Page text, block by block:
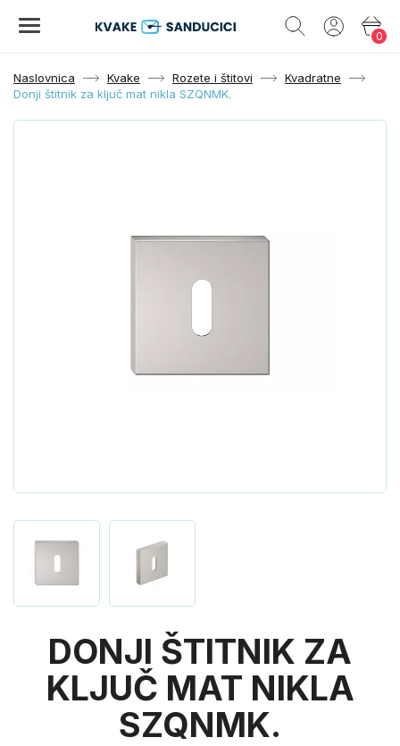
0
Naslovnica Kvake Rozete i štitovi
Kvadratne
Donji štitnik za ključ mat nikla SZQNMK.
DONJI ŠTITNIK ZA
KLJUČ MAT NIKLA
SZQNMK.